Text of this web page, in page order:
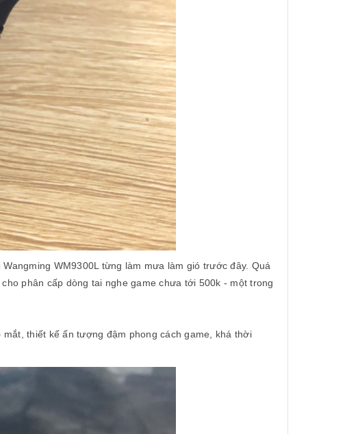
WM9300L từng làm mưa làm gió trước đây. Quá
phân cấp dòng tai nghe game chưa tới 500k - một trong
thiết kế ấn tượng đậm phong cách game, khá thời